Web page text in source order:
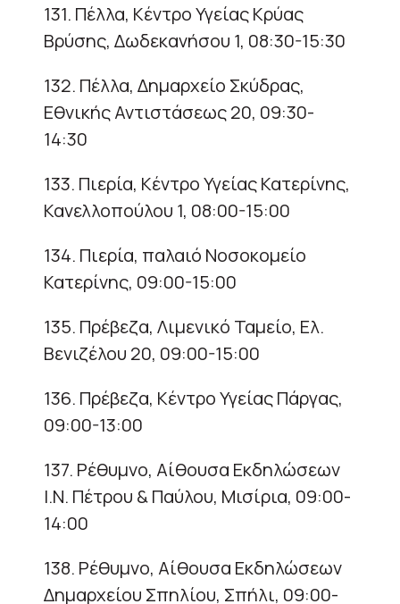
131. Πέλλα, Κέντρο Υγείας Κρύας
Βρύσης, Δωδεκανήσου 1, 08:30-15:30
132. Πέλλα, Δημαρχείο Σκύδρας,
Εθνικής Αντιστάσεως 20, 09:30-
14:30
133. Πιερία, Κέντρο Υγείας Κατερίνης,
Κανελλοπούλου 1, 08:00-15:00
134. Πιερία, παλαιό Νοσοκομείο
Κατερίνης, 09:00-15:00
135. Πρέβεζα, Λιμενικό Ταμείο, Ελ.
Βενιζέλου 20, 09:00-15:00
136. Πρέβεζα, Κέντρο Υγείας Πάργας,
09:00-13:00
137. Ρέθυμνο, Αίθουσα Εκδηλώσεων
Ι.Ν. Πέτρου & Παύλου, Μισίρια, 09:00-
14:00
138. Ρέθυμνο, Αίθουσα Εκδηλώσεων
Δημαρχείου Σπηλίου, Σπήλι, 09:00-